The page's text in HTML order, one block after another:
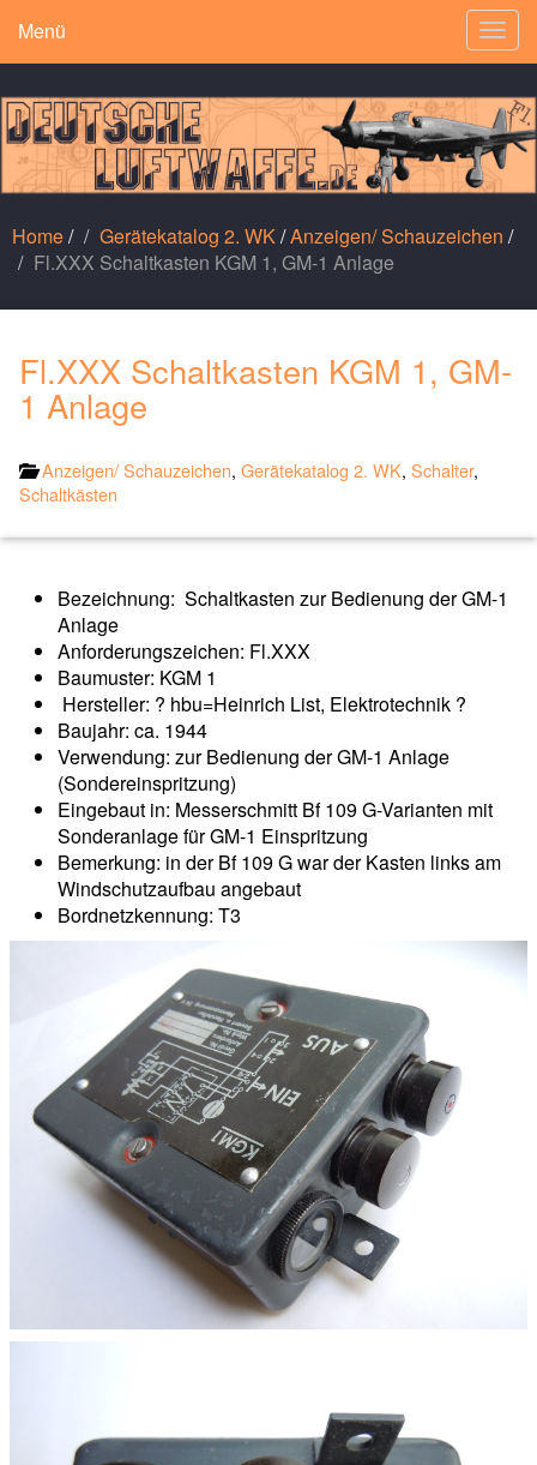
Menü
Home/ Gerätekatalog 2. WK/Anzeigen/ Schauzeichen /
Fl.XXX Schaltkasten KGM 1, GM-1 Anlage
Fl.XXX Schaltkasten KGM 1, GM-
1 Anlage
Anzeigen/ Schauzeichen, Gerätekatalog 2. WK, Schalter,
Schaltkästen
Bezeichnung: Schaltkasten zur Bedienung der GM-1
Anlage
Anforderungszeichen: Fl.XXX
Baumuster: KGM 1
Hersteller: ? hbu=Heinrich List, Elektrotechnik ?
Baujahr: ca. 1944
Verwendung: zur Bedienung der GM-1 Anlage
(Sondereinspritzung)
Eingebaut in: Messerschmitt Bf 109 G-Varianten mit
Sonderanlage für GM-1 Einspritzung
Bemerkung: in der Bf 109 G war der Kasten links am
Windschutzaufbau angebaut
Bordnetzkennung: T3